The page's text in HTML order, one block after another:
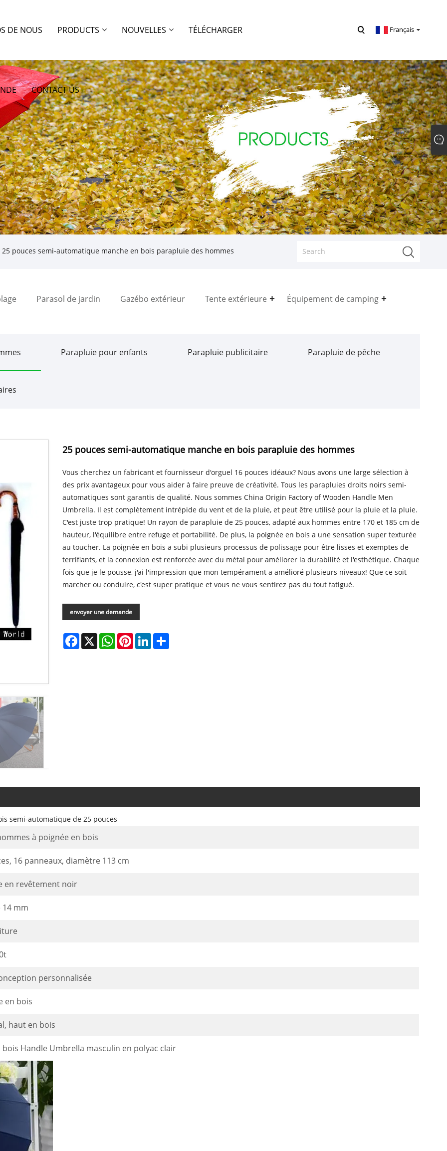
DE NOUS PRODUCTS NOUVELLES TÉLÉCHARGER
CONTACT US
Français
pouces semi-automatique manche en bois parapluie des hommes
Parasol de jardin Gazébo extérieur Tente extérieure Équipement de camping
Parapluie pour enfants Parapluie publicitaire Parapluie de pêche
25 pouces semi-automatique manche en bois parapluie des hommes
Vous cherchez un fabricant et fournisseur d'orguel 16 pouces idéaux? Nous avons une large sélection à
des prix avantageux pour vous aider à faire preuve de créativité. Tous les parapluies droits noirs semi-
automatiques sont garantis de qualité. Nous sommes China Origin Factory of Wooden Handle Men
Umbrella. Il est complètement intrépide du vent et de la pluie, et peut être utilisé pour la pluie et la pluie.
C'est juste trop pratique! Un rayon de parapluie de 25 pouces, adapté aux hommes entre 170 et 185 cm de
hauteur, l'équilibre entre refuge et portabilité. De plus, la poignée en bois a une sensation super texturée
au toucher. La poignée en bois a subi plusieurs processus de polissage pour être lisses et exemptes de
terrifiants, et la connexion est renforcée avec du métal pour améliorer la durabilité et l'esthétique. Chaque
fois que je le pousse, j'ai l'impression que mon tempérament a amélioré plusieurs niveaux! Que ce soit
marcher ou conduire, c'est super pratique et vous ne vous sentirez pas du tout fatigué.
envoyer une demande
Facebook
X WhatsApp
PinterestLinkedIn
semi-automatique de 25 pouces
à poignée en bois
16 panneaux, diamètre 113 cm
en revêtement noir
mm
personnalisée
en bois
haut en bois
bois Handle Umbrella masculin en polyac clair